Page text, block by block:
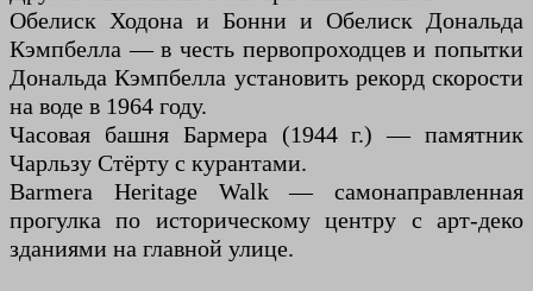
Обелиск Ходона и Бонни и Обелиск Дональда
Кэмпбелла — в честь первопроходцев и попытки
Дональда Кэмпбелла установить рекорд скорости
на воде в 1964 году.
Часовая башня Бармера (1944 г.) — памятник
Чарльзу Стёрту с курантами.
Barmera Heritage Walk — самонаправленная
прогулка по историческому центру с арт-деко
зданиями на главной улице.